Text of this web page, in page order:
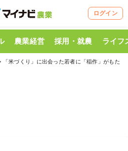
ログイン
農業経営 採用・就農 ライフ
「米づくり」に出会った若者に「稲作」がもた